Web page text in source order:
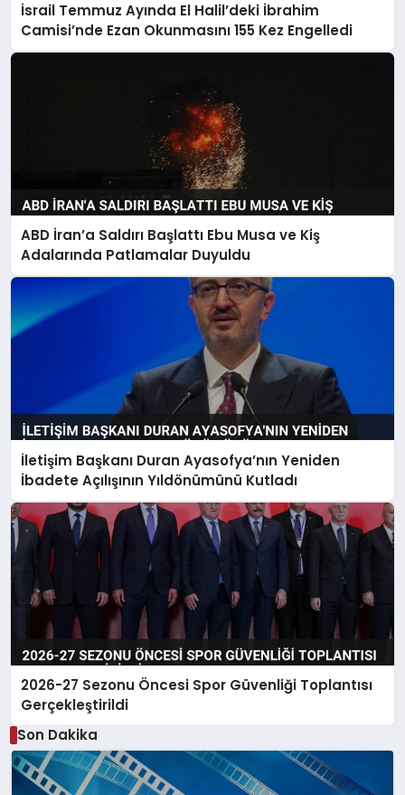
İsrail Temmuz Ayında El Halil’deki İbrahim
Camisi’nde Ezan Okunmasını 155 Kez Engelledi
ABD İran’a Saldırı Başlattı Ebu Musa ve Kiş
Adalarında Patlamalar Duyuldu
İletişim Başkanı Duran Ayasofya’nın Yeniden
İbadete Açılışının Yıldönümünü Kutladı
2026-27 Sezonu Öncesi Spor Güvenliği Toplantısı
Gerçekleştirildi
Son Dakika